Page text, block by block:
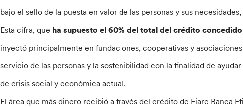
bajo el sello de la puesta en valor de las personas y sus
Esta cifra, que ha supuesto el 60% del total del crédito
inyectó principalmente en fundaciones, cooperativas y
servicio de las personas y la sostenibilidad con la finalidad de
de crisis social y económica actual.
El área que más dinero recibió a través del crédito de Fiare Banca